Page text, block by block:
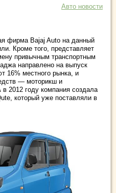
Авто новости
фирма Bajaj Auto на данный
Кроме того, представляет
привычным транспортным
направлено на выпуск
16% местного рынка, и
— моторикш и
2012 году компания создала
который уже поставляли в